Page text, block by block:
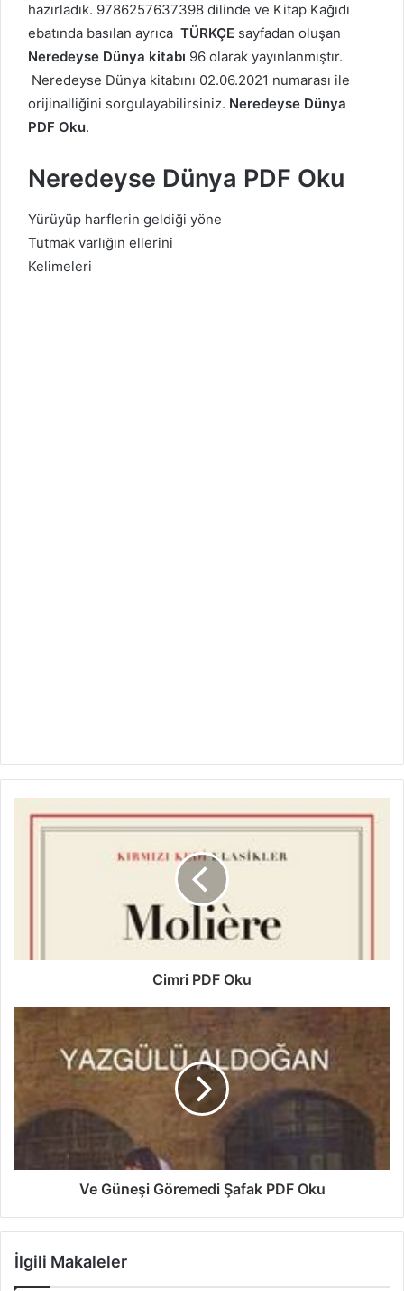
hazırladık. 9786257637398 dilinde ve Kitap Kağıdı
ebatında basılan ayrıca TÜRKÇE sayfadan oluşan
Neredeyse Dünya kitabı 96 olarak yayınlanmıştır.
Neredeyse Dünya kitabını 02.06.2021 numarası ile
orijinalliğini sorgulayabilirsiniz. Neredeyse Dünya
PDF Oku.
Neredeyse Dünya PDF Oku
Yürüyüp harflerin geldiği yöne
Tutmak varlığın ellerini
Kelimeleri
Cimri PDF Oku
Ve Güneşi Göremedi Şafak PDF Oku
İlgili Makaleler